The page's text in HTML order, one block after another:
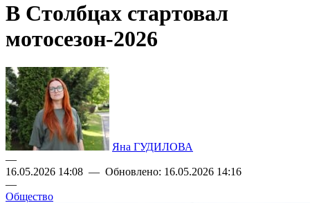
В Столбцах стартовал
мотосезон-2026
Яна ГУДИЛОВА
—
16.05.2026 14:08 — Обновлено: 16.05.2026 14:16
—
Общество